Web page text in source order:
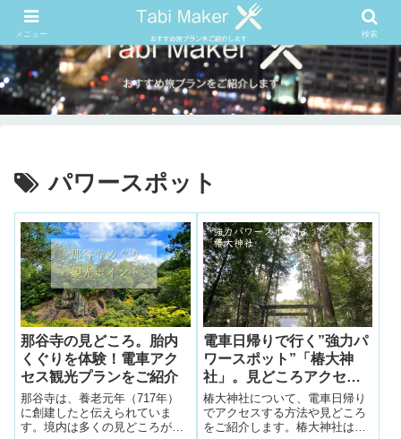
パワースポット
那谷寺の見どころ。胎内
くぐりを体験！電車アク
セス観光プランをご紹介
那谷寺は、養老元年（717年）
に創建したと伝えられていま
す。境内は多くの見どころがた
電車日帰りで行く”強力パ
ワースポット”「椿大神
社」。見どころアクセス
まとめ。
椿大神社について、電車日帰り
でアクセスする方法や見どころ
をご紹介します。椿大神社は強
メニュー 検索